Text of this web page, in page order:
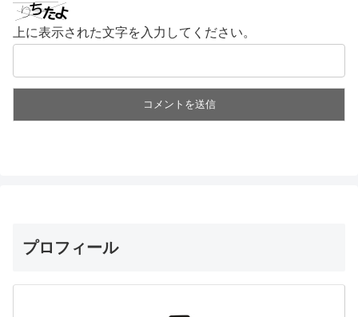
上に表示された文字を入力してください。
プロフィール